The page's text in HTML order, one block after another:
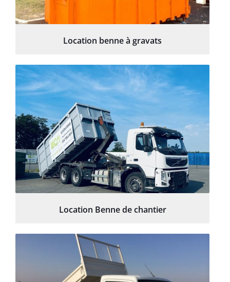
Location benne à gravats
Location Benne de chantier